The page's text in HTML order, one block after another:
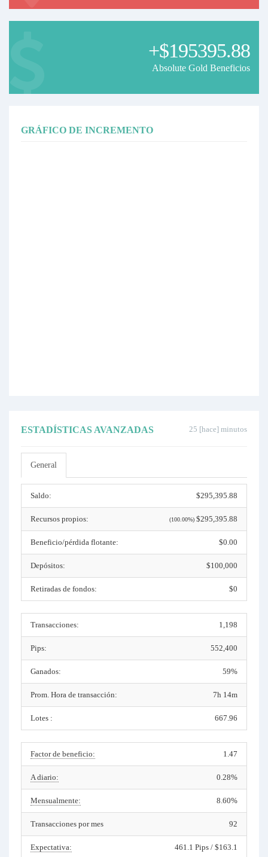
+$195395.88
Absolute Gold Beneficios
GRÁFICO DE INCREMENTO
25 [hace] minutos
ESTADÍSTICAS AVANZADAS
General
Saldo: $295,395.88
Recursos propios: (100.00%) $295,395.88
Beneficio/pérdida flotante: $0.00
Depósitos: $100,000
Retiradas de fondos: $0
Transacciones: 1,198
Pips: 552,400
Ganados: 59%
Prom. Hora de transacción: 7h 14m
Lotes : 667.96
Factor de beneficio: 1.47
A diario: 0.28%
Mensualmente: 8.60%
Transacciones por mes 92
Expectativa: 461.1 Pips / $163.1